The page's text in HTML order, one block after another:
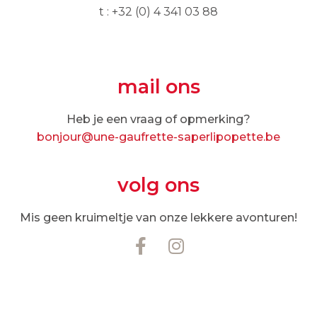
t : +32 (0) 4 341 03 88
mail ons
Heb je een vraag of opmerking?
bonjour@une-gaufrette-saperlipopette.be
volg ons
Mis geen kruimeltje van onze lekkere avonturen!